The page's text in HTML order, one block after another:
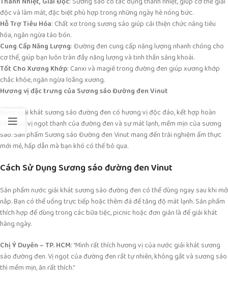
độc và làm mát, đặc biệt phù hợp trong những ngày hè nóng bức.
Hỗ Trợ Tiêu Hóa: Chất xơ trong sương sáo giúp cải thiện chức năng tiêu
hóa, ngăn ngừa táo bón.
Cung Cấp Năng Lượng: Đường đen cung cấp năng lượng nhanh chóng cho
cơ thể, giúp bạn luôn tràn đầy năng lượng và tinh thần sảng khoái.
Tốt Cho Xương Khớp: Canxi và magiê trong đường đen giúp xương khớp
chắc khỏe, ngăn ngừa loãng xương.
Hương vị đặc trưng của Sương sáo Đường đen Vinut
Nước giải khát sương sáo đường đen có hương vị độc đáo, kết hợp hoàn
hảo giữa vị ngọt thanh của đường đen và sự mát lạnh, mềm mịn của sương
sáo. Sản phẩm Sương sáo Đường đen Vinut mang đến trải nghiệm ẩm thực
mới mẻ, hấp dẫn mà bạn khó có thể bỏ qua.
Cách Sử Dụng Sương sáo đường đen Vinut
Sản phẩm nước giải khát sương sáo đường đen có thể dùng ngay sau khi mở
nắp. Bạn có thể uống trực tiếp hoặc thêm đá để tăng độ mát lạnh. Sản phẩm
thích hợp để dùng trong các bữa tiệc, picnic hoặc đơn giản là để giải khát
hàng ngày.
Chị Ý Duyên – TP. HCM: “Mình rất thích hương vị của nước giải khát sương
sáo đường đen. Vị ngọt của đường đen rất tự nhiên, không gắt và sương sáo
thì mềm mịn, ăn rất thích.”